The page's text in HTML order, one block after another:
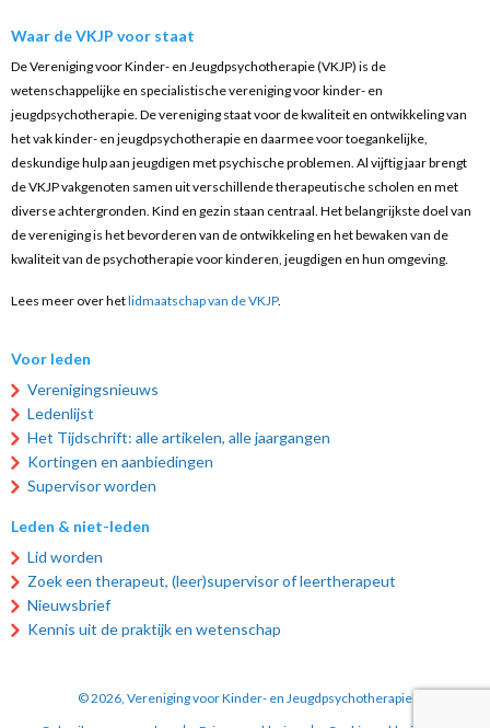
Waar de VKJP voor staat
De Vereniging voor Kinder- en Jeugdpsychotherapie (VKJP) is de
wetenschappelijke en specialistische vereniging voor kinder- en
jeugdpsychotherapie. De vereniging staat voor de kwaliteit en ontwikkeling van
het vak kinder- en jeugdpsychotherapie en daarmee voor toegankelijke,
deskundige hulp aan jeugdigen met psychische problemen. Al vijftig jaar brengt
de VKJP vakgenoten samen uit verschillende therapeutische scholen en met
diverse achtergronden. Kind en gezin staan centraal. Het belangrijkste doel van
de vereniging is het bevorderen van de ontwikkeling en het bewaken van de
kwaliteit van de psychotherapie voor kinderen, jeugdigen en hun omgeving.
Lees meer over hetlidmaatschap van de VKJP.
Voor leden
Verenigingsnieuws
Ledenlijst
Het Tijdschrift: alle artikelen, alle jaargangen
Kortingen en aanbiedingen
Supervisor worden
Leden & niet-leden
Lid worden
Zoek een therapeut, (leer)supervisor of leertherapeut
Nieuwsbrief
Kennis uit de praktijk en wetenschap
© 2026, Vereniging voor Kinder- en Jeugdpsychotherapie